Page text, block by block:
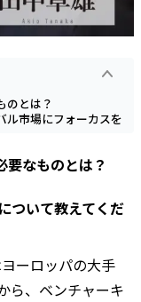
のとは？
ル市場にフォーカスを
なものとは？
いて教えてくだ
ーロッパの大手
ら、ベンチャーキ